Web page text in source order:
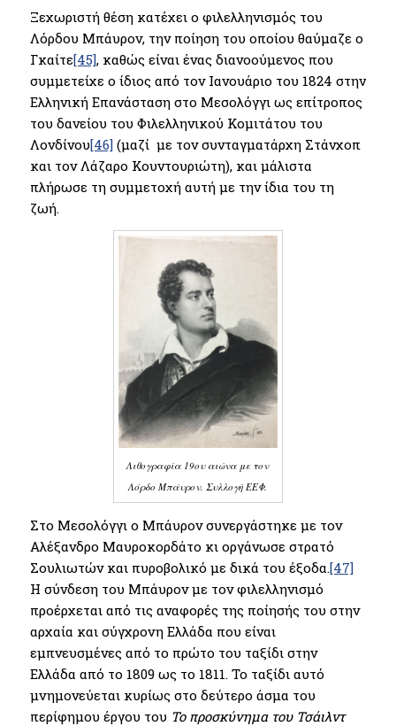
Ξεχωριστή θέση κατέχει ο φιλελληνισμός του
Λόρδου Μπάυρον, την ποίηση του οποίου θαύμαζε ο
Γκαίτε[45], καθώς είναι ένας διανοούμενος που
συμμετείχε ο ίδιος από τον Ιανουάριο του 1824 στην
Ελληνική Επανάσταση στο Μεσολόγγι ως επίτροπος
του δανείου του Φιλελληνικού Κομιτάτου του
Λονδίνου[46](μαζί με τον συνταγματάρχη Στάνχοπ
και τον Λάζαρο Κουντουριώτη), και μάλιστα
πλήρωσε τη συμμετοχή αυτή με την ίδια του τη
ζωή.
Λιθογραφία 19ου αιώνα με τον
Λόρδο Μπάυρον. Συλλογή ΕΕΦ.
Στο Μεσολόγγι ο Μπάυρον συνεργάστηκε με τον
Αλέξανδρο Μαυροκορδάτο κι οργάνωσε στρατό
Σουλιωτών και πυροβολικό με δικά του έξοδα.[47]
Η σύνδεση του Μπάυρον με τον φιλελληνισμό
προέρχεται από τις αναφορές της ποίησής του στην
αρχαία και σύγχρονη Ελλάδα που είναι
εμπνευσμένες από το πρώτο του ταξίδι στην
Ελλάδα από το 1809 ως το 1811. Το ταξίδι αυτό
μνημονεύεται κυρίως στο δεύτερο άσμα του
περίφημου έργου του Το προσκύνημα του Τσάιλντ